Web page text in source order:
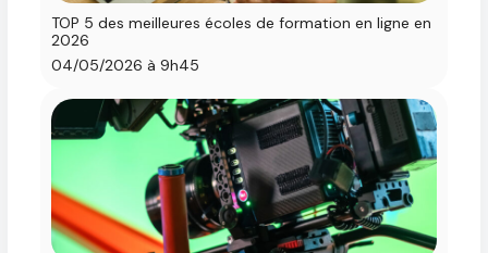
TOP 5 des meilleures écoles de formation en ligne en
2026
04/05/2026 à 9h45